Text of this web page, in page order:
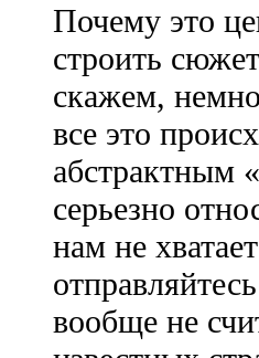
Почему это
строить
скажем,
все это
абстрактным
серьезно
нам не
вообще не